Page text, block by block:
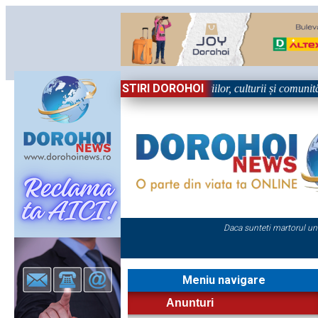
STIRI DOROHOI
Sărbătoare!” – trei zile dedicate tradițiilor, culturii și comunității
Daca sunteti martorul
Meniu navigare
Anunturi